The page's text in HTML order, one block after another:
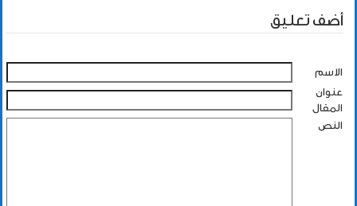
أضف تعليق
الاسم
عنوان
المقال
النص